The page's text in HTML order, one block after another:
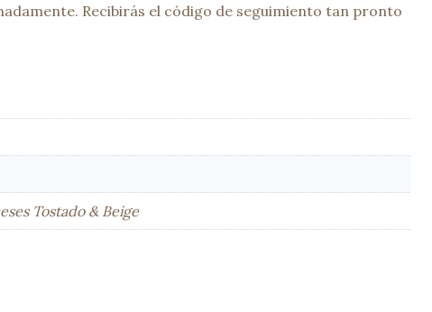
Recibirás el código de seguimiento tan pronto
Tostado & Beige